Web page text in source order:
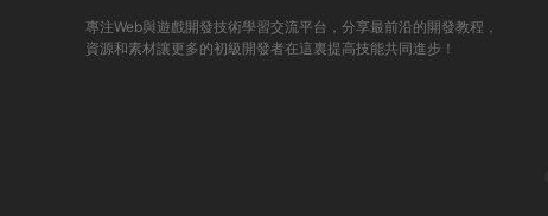
專注Web與遊戲開發技術學習交流平台，分享最前沿的開發教程，
資源和素材讓更多的初級開發者在這裏提高技能共同進步！